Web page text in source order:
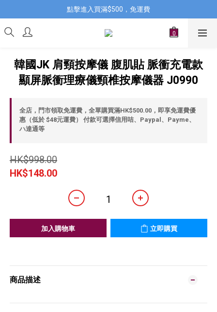
點擊進入買滿$500，免運費
韓國JK 肩頸按摩儀 腹肌貼 脈衝充電款
顯屏脈衝理療儀頸椎按摩儀器 J0990
全店，門市領取免運費，全單購買滿HK$500.00，即享免運費優
惠（低於 $48元運費） 付款可選擇信用咭、Paypal、Payme、
ハ達通等
HK$998.00
HK$148.00
加入購物車 立即購買
商品描述